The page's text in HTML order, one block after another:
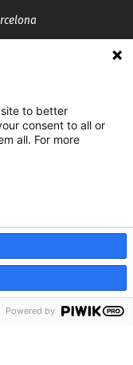
to better
consent to all or
all. For more
Powered by